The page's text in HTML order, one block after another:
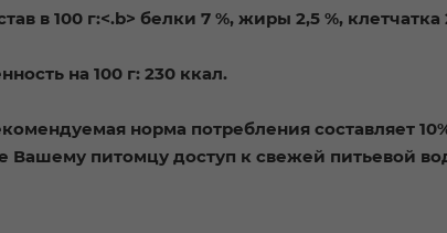
в 100 г:<.b> белки 7 %, жиры 2,5 %, клетчатка
на 100 г: 230 ккал.
норма потребления составляет
Вашему питомцу доступ к свежей питьевой